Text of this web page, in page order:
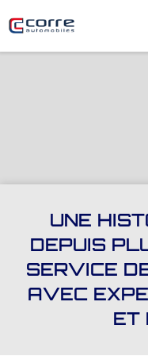
UNE
DEPUIS
SERVICE
AVEC
ET